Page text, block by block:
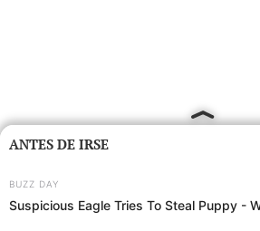
ANTES DE IRSE